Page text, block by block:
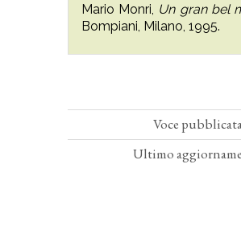
Mario Monri, Un gran bel
Bompiani, Milano, 1995.
Voce
Ultimo